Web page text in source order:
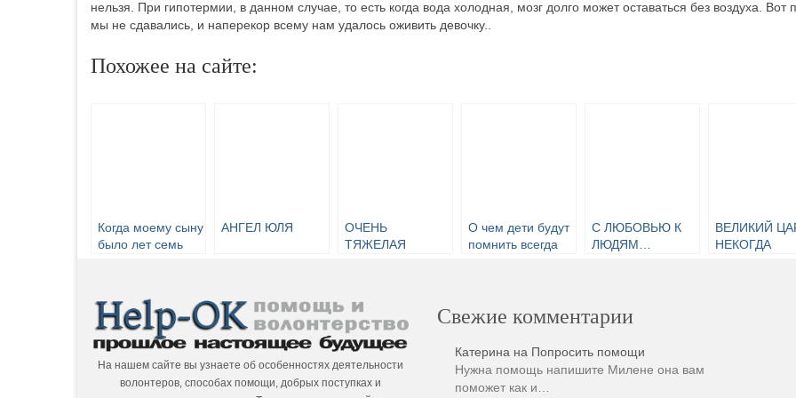
нельзя. При гипотермии, в данном случае, то есть когда вода холодная, мозг долго может оставаться без воздуха. Вот
мы не сдавались, и наперекор всему нам удалось оживить девочку..
Похожее на сайте:
Когда моему сыну
было лет семь
АНГЕЛ ЮЛЯ
ОЧЕНЬ
ТЯЖЕЛАЯ
О чем дети будут
помнить всегда
С ЛЮБОВЬЮ К
ЛЮДЯМ…
ВЕЛИКИЙ
НЕКОГДА
На нашем сайте вы узнаете об особенностях деятельности
волонтеров, способах помощи, добрых поступках и
Свежие комментарии
Катерина на Попросить помощи
Нужна помощь напишите Милене она вам
поможет как и…